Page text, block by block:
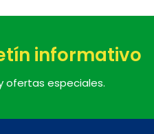
informativo
ofertas especiales.